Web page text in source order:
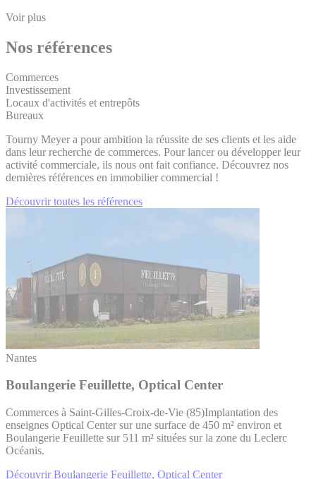
Voir plus
Nos références
Commerces
Investissement
Locaux d'activités et entrepôts
Bureaux
Tourny Meyer a pour ambition la réussite de ses clients et les aide
dans leur recherche de commerces. Pour lancer ou développer leur
activité commerciale, ils nous ont fait confiance. Découvrez nos
dernières références en immobilier commercial !
Découvrir toutes les références
Nantes
Boulangerie Feuillette, Optical Center
Commerces à Saint-Gilles-Croix-de-Vie (85)Implantation des
enseignes Optical Center sur une surface de 450 m² environ et
Boulangerie Feuillette sur 511 m² situées sur la zone du Leclerc
Océanis.
Découvrir Boulangerie Feuillette, Optical Center